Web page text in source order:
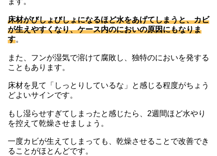
床材がびしょびしょになるほど水をあげてしまうと、カビ
が生えやすくなり、ケース内のにおいの原因にもなりま
す。
また、フンが湿気で溶けて腐敗し、独特のにおいを発する
こともあります。
床材を見て「しっとりしているな」と感じる程度がちょう
どよいサインです。
もし湿らせすぎてしまったと感じたら、2週間ほど水やり
を控えて乾燥させましょう。
一度カビが生えてしまっても、乾燥させることで改善でき
ることがほとんどです。